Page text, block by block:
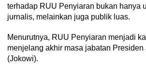
terhadap RUU Penyiaran bukan hanya
jurnalis, melainkan juga publik luas.
Menurutnya, RUU Penyiaran menjadi
menjelang akhir masa jabatan Presiden
(Jokowi).